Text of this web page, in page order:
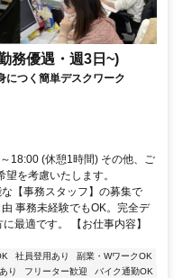
務優遇・週3日~)
につく簡単デスクワーク
18:00 (休憩1時間) その他、ご
を考慮いたします。
【事務スタッフ】の募集で
事務未経験でもOK。完全デ
最適です。 【お仕事内容】
社員登用あり
副業・WワークOK
り フリーター歓迎
バイク通勤OK